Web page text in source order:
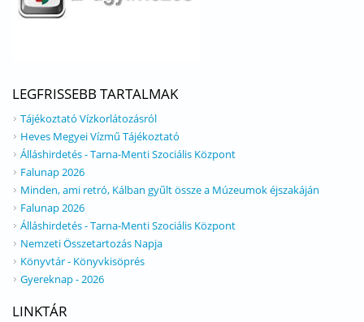
LEGFRISSEBB TARTALMAK
Tájékoztató Vízkorlátozásról
Heves Megyei Vízmű Tájékoztató
Álláshirdetés - Tarna-Menti Szociális Központ
Falunap 2026
Minden, ami retró, Kálban gyűlt össze a Múzeumok éjszakáján
Falunap 2026
Álláshirdetés - Tarna-Menti Szociális Központ
Nemzeti Összetartozás Napja
Könyvtár - Könyvkisöprés
Gyereknap - 2026
LINKTÁR